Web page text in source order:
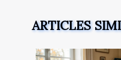
ARTICLES